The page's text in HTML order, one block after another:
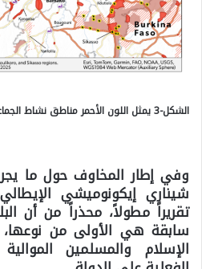
الشكل-3 يمثل اللون الأحمر مناطق نشاط الجماعة
وفي إطار المخاوف حول ما
تقريراً مطولاً، محذراً من أن
سابقة هي الأولى من
الإسلام والمسلمين